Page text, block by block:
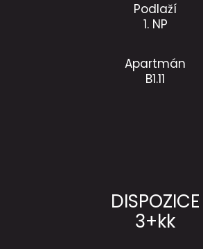
Podlaží
1. NP
Apartmán
B1.11
DISPOZICE
3+kk